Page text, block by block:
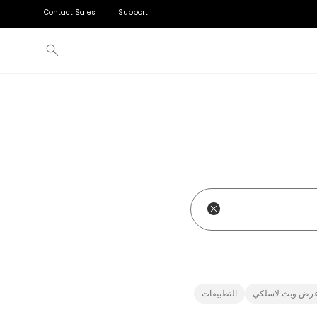
Support
Contact Sales
تعليم عالى
Cultivate graduates with 21st-century skills
وبث لاسلكي التطبيقات